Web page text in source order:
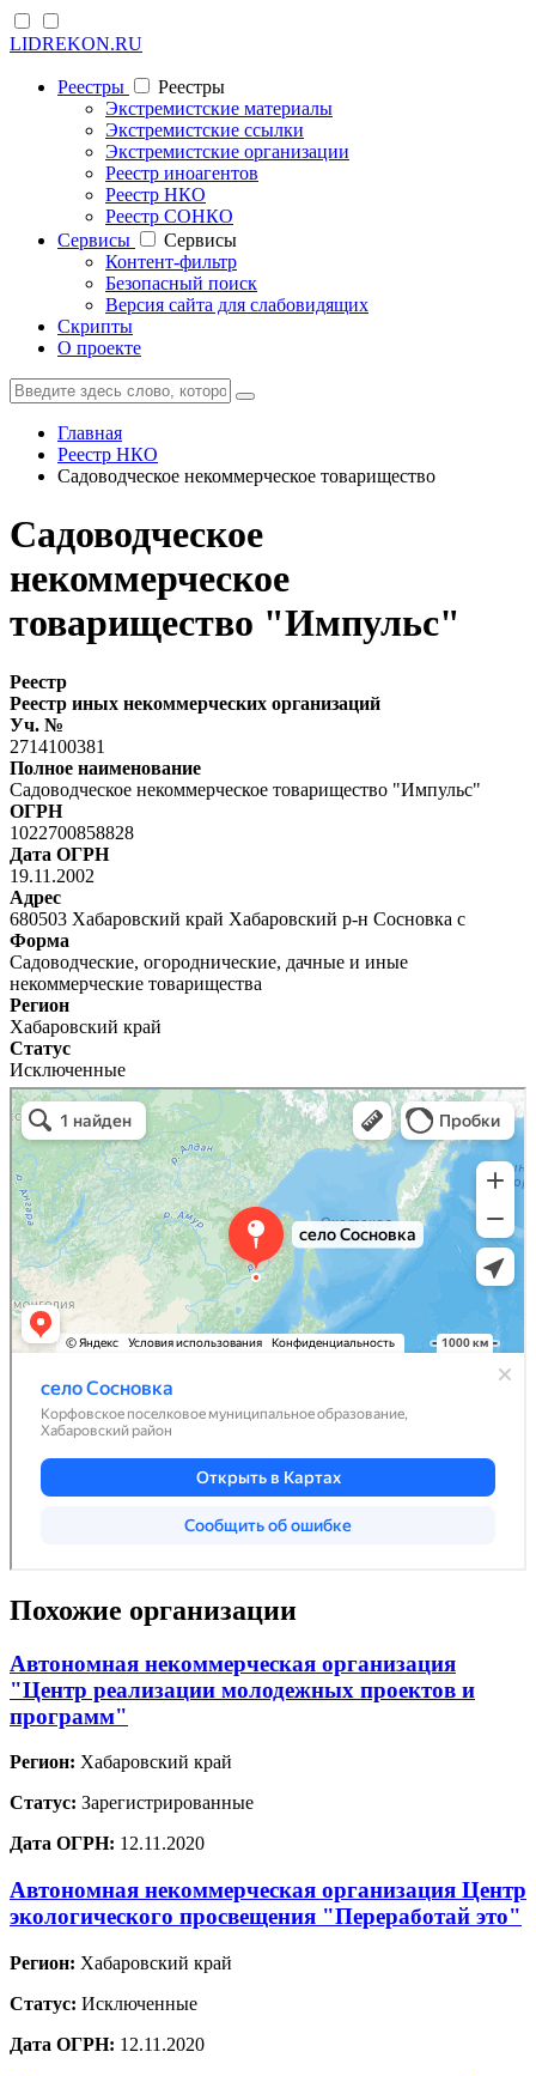
LIDREKON.RU
Реестры
Реестры
Экстремистские материалы
Экстремистские ссылки
Экстремистские организации
Реестр иноагентов
Реестр НКО
Реестр СОНКО
Cервисы
Cервисы
Контент-фильтр
Безопасный поиск
Версия сайта для слабовидящих
Скрипты
О проекте
Главная
Реестр НКО
Садоводческое некоммерческое товарищество
Садоводческое
некоммерческое
товарищество "Импульс"
Реестр
Реестр иных некоммерческих организаций
Уч. №
2714100381
Полное наименование
Садоводческое некоммерческое товарищество "Импульс"
ОГРН
1022700858828
Дата ОГРН
19.11.2002
Адрес
680503 Хабаровский край Хабаровский р-н Сосновка с
Форма
Садоводческие, огороднические, дачные и иные
некоммерческие товарищества
Регион
Хабаровский край
Статус
Исключенные
Похожие организации
Автономная некоммерческая организация
"Центр реализации молодежных проектов и
программ"
Регион: Хабаровский край
Статус: Зарегистрированные
Дата ОГРН: 12.11.2020
Автономная некоммерческая организация Центр
экологического просвещения "Переработай это"
Регион: Хабаровский край
Статус: Исключенные
Дата ОГРН: 12.11.2020